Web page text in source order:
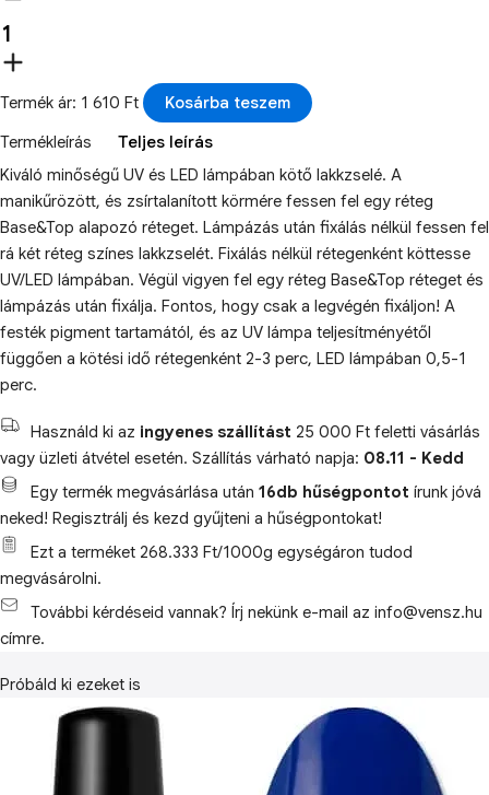
Termék ár: 1 610 Ft
Kosárba teszem
Termékleírás
Teljes leírás
Kiváló minőségű UV és LED lámpában kötő lakkzselé. A
manikűrözött, és zsírtalanított körmére fessen fel egy réteg
Base&Top alapozó réteget. Lámpázás után fixálás nélkül fessen fel
rá két réteg színes lakkzselét. Fixálás nélkül rétegenként köttesse
UV/LED lámpában. Végül vigyen fel egy réteg Base&Top réteget és
lámpázás után fixálja. Fontos, hogy csak a legvégén fixáljon! A
festék pigment tartamától, és az UV lámpa teljesítményétől
függően a kötési idő rétegenként 2-3 perc, LED lámpában 0,5-1
perc.
Használd ki az ingyenes szállítást 25 000 Ft feletti vásárlás
vagy üzleti átvétel esetén. Szállítás várható napja: 08.11 - Kedd
Egy termék megvásárlása után 16db hűségpontot írunk jóvá
neked! Regisztrálj és kezd gyűjteni a hűségpontokat!
Ezt a terméket 268.333 Ft/1000g egységáron tudod
megvásárolni.
További kérdéseid vannak? Írj nekünk e-mail az info@vensz.hu
címre.
Próbáld ki ezeket is